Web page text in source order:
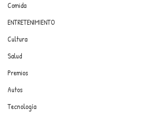
Comida
ENTRETENIMIENTO
Cultura
Salud
Premios
Autos
Tecnología